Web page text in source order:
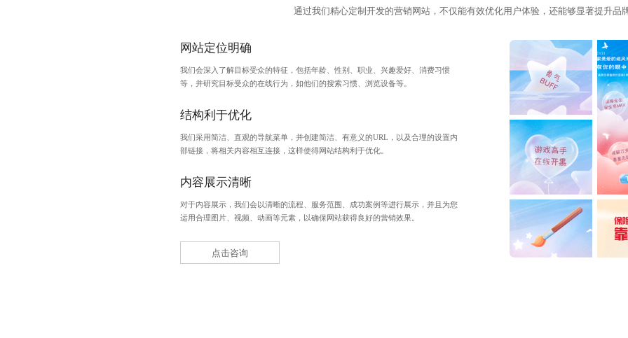
通过我们精心定制开发的营销网站，不仅能有效优化用户体验，还能够显著提升品
网站定位明确
我们会深入了解目标受众的特征，包括年龄、性别、职业、兴趣爱好、消费习惯
等，并研究目标受众的在线行为，如他们的搜索习惯、浏览设备等。
结构利于优化
我们采用简洁、直观的导航菜单，并创建简洁、有意义的URL，以及合理的设置内
部链接，将相关内容相互连接，这样使得网站结构利于优化。
内容展示清晰
对于内容展示，我们会以清晰的流程、服务范围、成功案例等进行展示，并且为您
运用合理图片、视频、动画等元素，以确保网站获得良好的营销效果。
点击咨询